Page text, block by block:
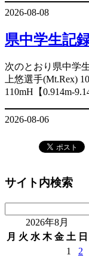
2026-08-08
県中学生記
次のとおり県中学
上悠選手(Mt.Rex)
110mH【0.914m-
2026-08-06
サイト内検索
2026年8月
月 火 水 木 金 土 日
1
2